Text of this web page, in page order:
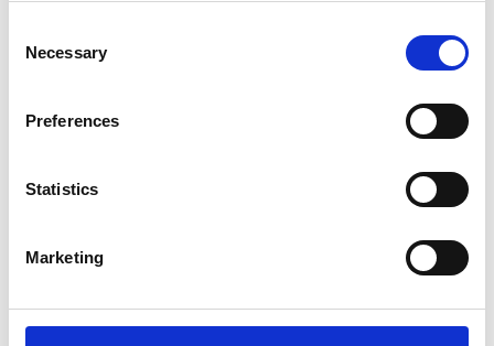
Selection
Necessary
Preferences
Statistics
Marketing
30 Tage Urlaub
Mit der Möglichkeit zum Jobrad sind Sie mobil.
Nicht ihr Ding? Firmenparkplätze und eine gute
Kostenlose Getränke – damit Sie sich entspannt
die Möglichkeit zur betrieblichen Altersvorsorge
In einem freundlichen und familiären Umfeld eines